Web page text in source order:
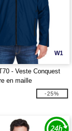
W1
- Veste Conquest
en maille
-25%